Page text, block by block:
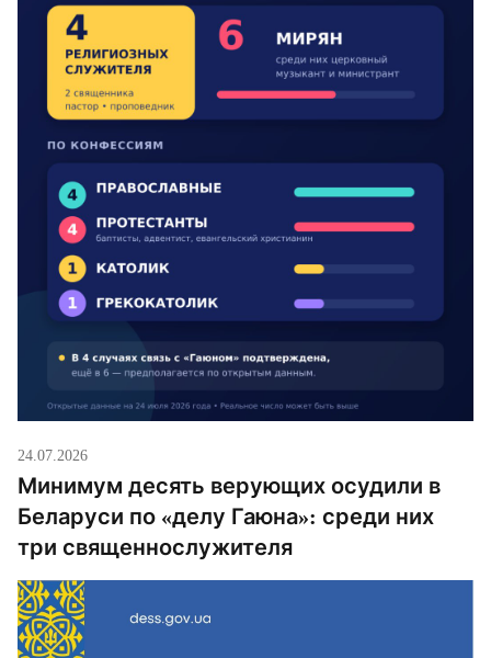
24.07.2026
Минимум десять верующих осудили в
Беларуси по «делу Гаюна»: среди них
три священнослужителя